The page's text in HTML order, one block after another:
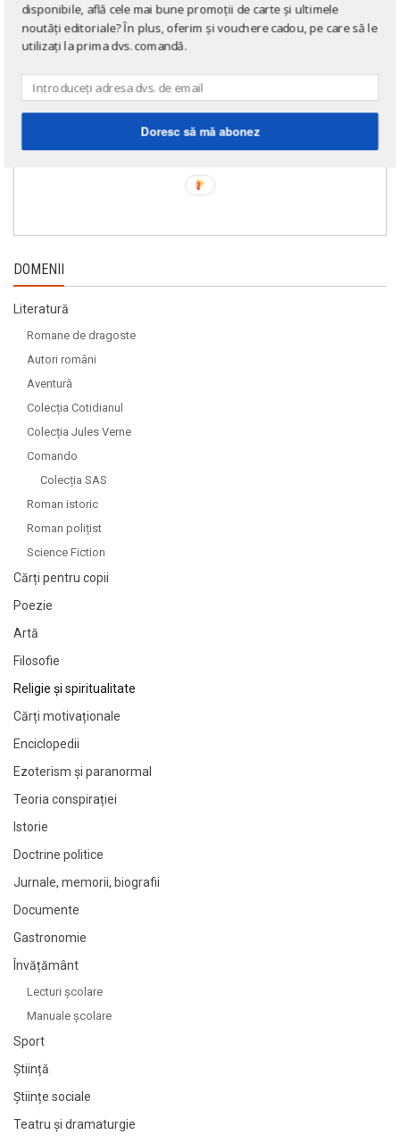
DOMENII
Literatură
Romane de dragoste
Autori români
Aventură
Colecția Cotidianul
Colecția Jules Verne
Comando
Colecția SAS
Roman istoric
Roman polițist
Science Fiction
Cărți pentru copii
Poezie
Artă
Filosofie
Religie și spiritualitate
Cărți motivaționale
Enciclopedii
Ezoterism și paranormal
Teoria conspirației
Istorie
Doctrine politice
Jurnale, memorii, biografii
Documente
Gastronomie
Învățământ
Lecturi şcolare
Manuale şcolare
Sport
Știință
Științe sociale
Teatru și dramaturgie
disponibile, află cele mai bune promoții de carte și ultimele
noutăți editoriale? În plus, oferim și vouchere cadou, pe care să le
utilizați la prima dvs. comandă.
Doresc să mă abonez